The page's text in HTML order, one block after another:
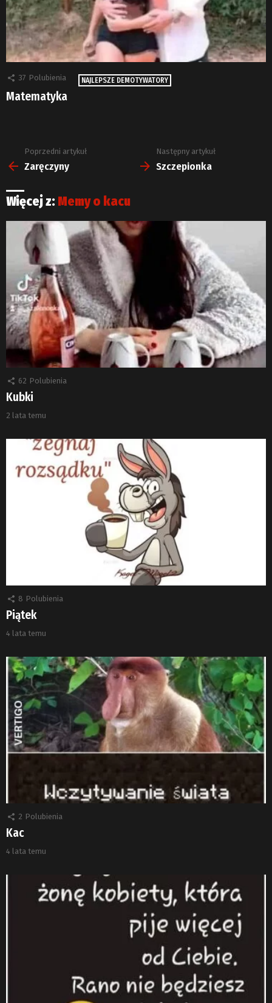
37 Polubienia NAJLEPSZE DEMOTYWATORY
Matematyka
Zobacz
więcej
Poprzedni artykuł
Zaręczyny
Następny artykuł
Szczepionka
Więcej z: Memy o kacu
62 Polubienia
Kubki
2 lata temu
8 Polubienia
Piątek
4 lata temu
2 Polubienia
Kac
4 lata temu